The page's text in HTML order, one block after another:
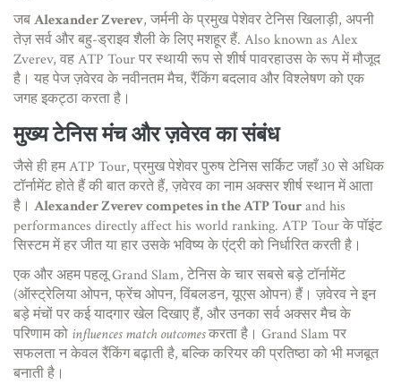
जबAlexander Zverev, जर्मनी के प्रमुख पेशेवर टेनिस खिलाड़ी, अपनी
तेज़ सर्व और बहु-ड्राइव शैली के लिए मशहूर हैं. Also known as Alex
Zverev, वह ATP Tour पर स्थायी रूप से शीर्ष पावरहाउस के रूप में मौजूद
है। यह पेज ज़वेरव के नवीनतम मैच, रैंकिंग बदलाव और विश्लेषण को एक
जगह इकट्ठा करता है।
मुख्य टेनिस मंच और ज़वेरव का संबंध
जैसे ही हमATP Tour, प्रमुख पेशेवर पुरुष टेनिस सर्किट जहाँ 30 से अधिक
टॉर्नामेंट होते हैंकी बात करते हैं, ज़वेरव का नाम अक्सर शीर्ष स्थान में आता
है। Alexander Zverev competes in the ATP Tourand his
performances directly affect his world ranking. ATP Tour के पॉइंट
सिस्टम में हर जीत या हार उसके भविष्य के एंट्री को निर्धारित करती है।
एक और अहम पहलूGrand Slam, टेनिस के चार सबसे बड़े टॉर्नामेंट
(ऑस्ट्रेलिया ओपन, फ्रेंच ओपन, विंबलडन, यूएस ओपन) हैं। ज़वेरव ने इन
बड़े मंचों पर कई यादगार खेल दिखाए हैं, और उनका सर्व अक्सर मैच के
परिणाम को influences match outcomesकरता है। Grand Slam पर
सफलता न केवल रैंकिंग बढ़ाती है, बल्कि करियर की प्रतिष्ठा को भी मजबूत
बनाती है।